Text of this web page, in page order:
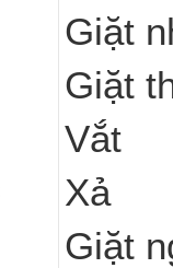
Giặt
Giặt
Vắt
Xả
Giặt